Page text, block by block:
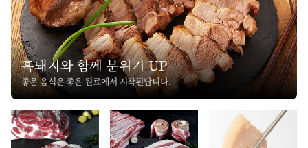
흑돼지와 함께 분위기 UP
좋은 음식은 좋은 원료에서 시작된답니다.